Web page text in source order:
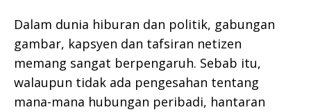
Dalam dunia hiburan dan politik, gabungan
gambar, kapsyen dan tafsiran netizen
memang sangat berpengaruh. Sebab itu,
walaupun tidak ada pengesahan tentang
mana-mana hubungan peribadi, hantaran